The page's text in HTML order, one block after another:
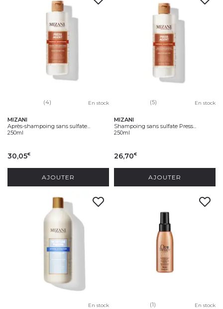
(4) En stock
MIZANI
Après-shampoing sans sulfate...
250ml
30,05€
AJOUTER
(5) En stock
MIZANI
Shampoing sans sulfate Press...
250ml
26,70€
AJOUTER
En stock (1) En stock